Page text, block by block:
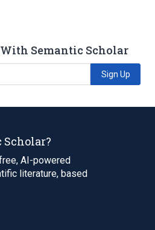
Semantic Scholar
Sign Up
Scholar?
AI-powered
literature, based